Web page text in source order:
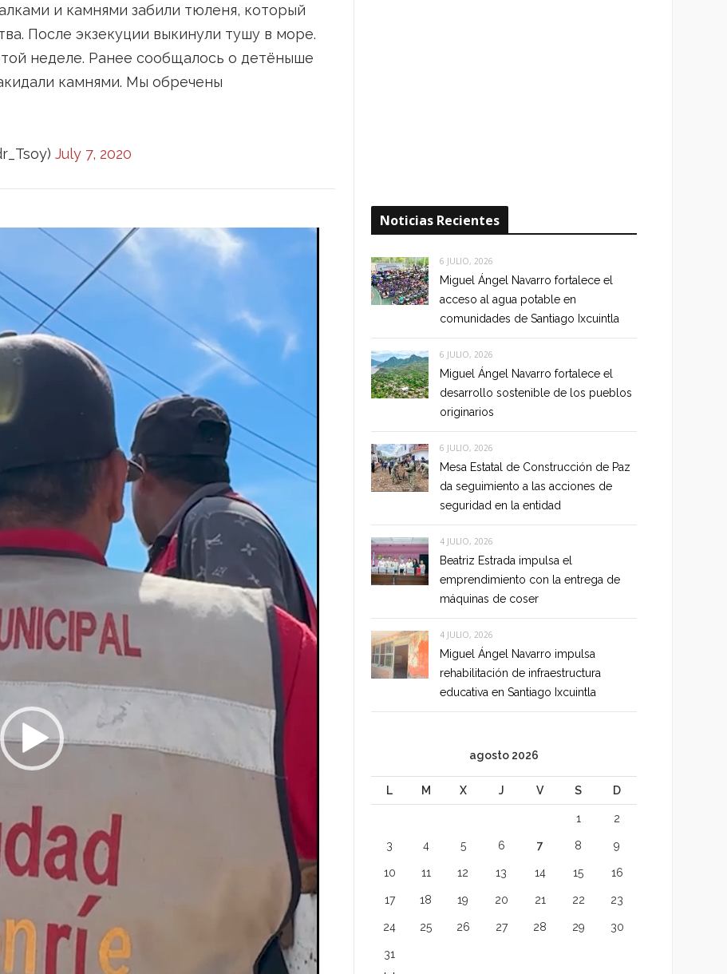
и камнями забили тюленя, который
После экзекуции выкинули тушу в море.
неделе. Ранее сообщалось о детёныше
камнями. Мы обречены
July 7, 2020
Noticias Recientes
6 JULIO, 2026
Miguel Ángel Navarro fortalece el
acceso al agua potable en
comunidades de Santiago Ixcuintla
6 JULIO, 2026
Miguel Ángel Navarro fortalece el
desarrollo sostenible de los pueblos
originarios
6 JULIO, 2026
Mesa Estatal de Construcción de Paz
da seguimiento a las acciones de
seguridad en la entidad
4 JULIO, 2026
Beatriz Estrada impulsa el
emprendimiento con la entrega de
máquinas de coser
4 JULIO, 2026
Miguel Ángel Navarro impulsa
rehabilitación de infraestructura
educativa en Santiago Ixcuintla
agosto 2026
L M X J V S D
1 2
3 4 5 6 7 8 9
10 11 12 13 14 15 16
17 18 19 20 21 22 23
24 25 26 27 28 29 30
31